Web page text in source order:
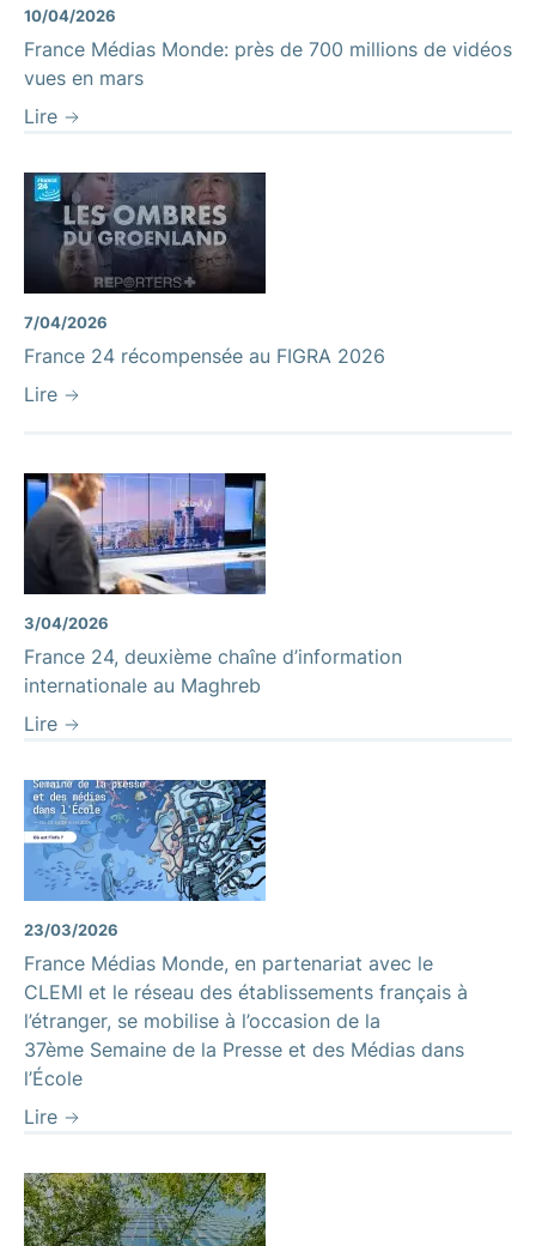
10/04/2026
France Médias Monde: près de 700 millions de vidéos
vues en mars
Lire
7/04/2026
France 24 récompensée au FIGRA 2026
Lire
3/04/2026
France 24, deuxième chaîne d’information
internationale au Maghreb
Lire
23/03/2026
France Médias Monde, en partenariat avec le
CLEMI et le réseau des établissements français à
l’étranger, se mobilise à l’occasion de la
37ème Semaine de la Presse et des Médias dans
l’École
Lire